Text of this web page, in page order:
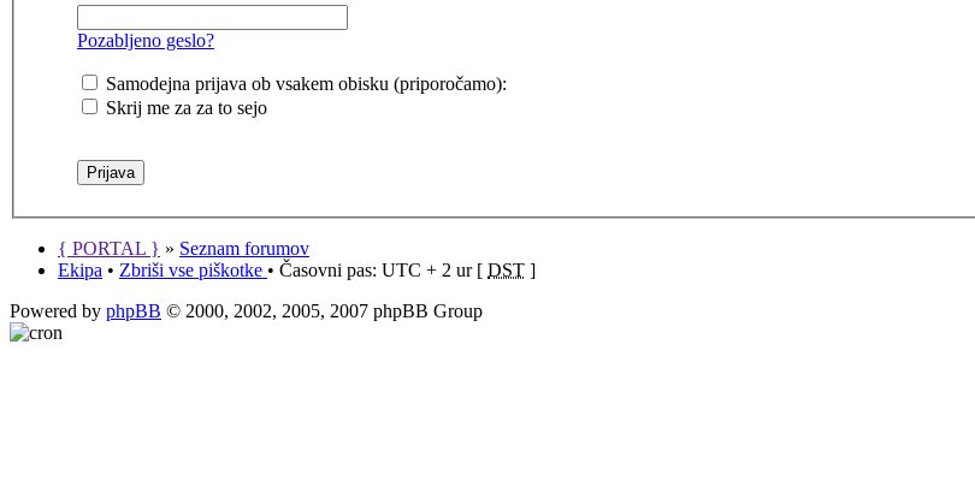
Pozabljeno geslo?
Samodejna prijava ob vsakem obisku (priporočamo):
Skrij me za za to sejo
{ PORTAL } » Seznam forumov
Ekipa • Zbriši vse piškotke • Časovni pas: UTC + 2 ur [ DST ]
Powered by phpBB © 2000, 2002, 2005, 2007 phpBB Group